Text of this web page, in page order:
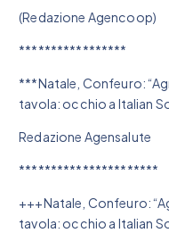
(Redazione Agencoop)
*****************
***Natale, Confeuro:
tavola: occhio a Italian
Redazione Agensalute
**********************
+++Natale, Confeuro:
tavola: occhio a Italian